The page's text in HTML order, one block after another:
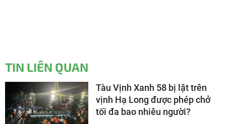
TIN LIÊN QUAN
Tàu Vịnh Xanh 58 bị lật trên
vịnh Hạ Long được phép chở
tối đa bao nhiêu người?